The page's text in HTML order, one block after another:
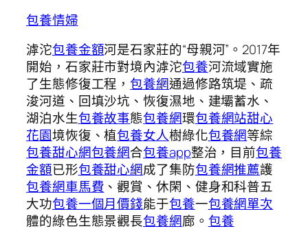
包養情婦
滹沱包養金額河是石家莊的“母親河”。2017年
開始，石家莊市對境內滹沱包養河流域實施
了生態修復工程，包養網通過修路筑堤、疏
浚河道、回填沙坑、恢復濕地、建壩蓄水、
湖泊水生包養故事態包養網環包養網站甜心
花園境恢復、植包養女人樹綠化包養網等綜
包養甜心網包養網合包養app整治，目前包養
金額已形包養甜心網成了集防包養網推薦護
包養網車馬費 、觀賞、休閑、健身和科普五
大功包養一個月價錢能于包養一包養網單次
體的綠色生態景觀長包養網廊。 包養